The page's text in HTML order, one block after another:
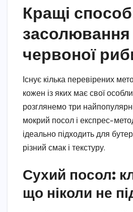
Кращі
засолювання
червоної
Існує кілька перевірених
кожен із яких має свої
розглянемо три
мокрий посол і експрес-
ідеально підходить для
різний смак і текстуру.
Сухий посол:
що ніколи не